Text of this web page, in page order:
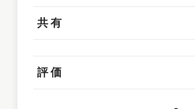
共有
評価